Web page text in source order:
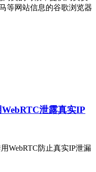
等网站信息的谷歌浏览器
泄露真实IP
WebRTC防止真实IP泄漏